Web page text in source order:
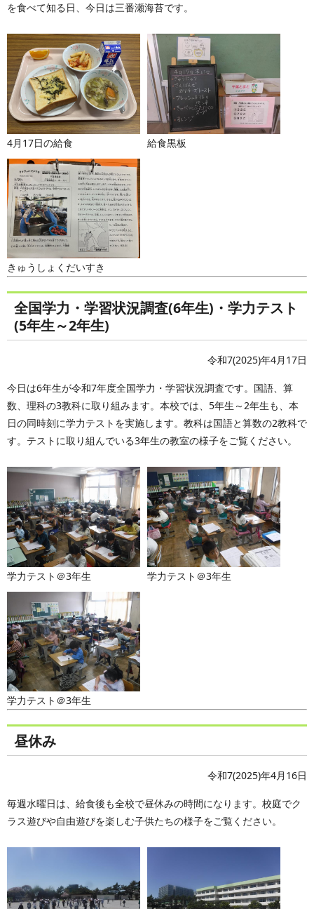
を食べて知る日、今日は三番瀬海苔です。
4月17日の給食 給食黒板
きゅうしょくだいすき
全国学力・学習状況調査(6年生)・学力テスト
(5年生～2年生)
令和7(2025)年4月17日
今日は6年生が令和7年度全国学力・学習状況調査です。国語、算
数、理科の3教科に取り組みます。本校では、5年生～2年生も、本
日の同時刻に学力テストを実施します。教科は国語と算数の2教科で
す。テストに取り組んでいる3年生の教室の様子をご覧ください。
学力テスト＠3年生 学力テスト＠3年生
学力テスト＠3年生
昼休み
令和7(2025)年4月16日
毎週水曜日は、給食後も全校で昼休みの時間になります。校庭でク
ラス遊びや自由遊びを楽しむ子供たちの様子をご覧ください。